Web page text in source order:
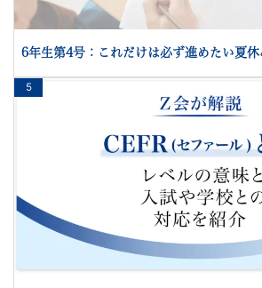
6年生第4号：これだけは必ず進めたい夏休
5